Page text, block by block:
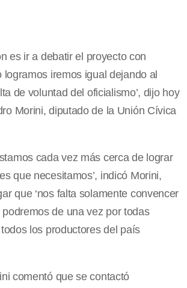
es ir a debatir el proyecto con
logramos iremos igual dejando al
de voluntad del oficialismo’, dijo hoy
Morini, diputado de la Unión Cívica
cada vez más cerca de lograr
que necesitamos’, indicó Morini,
que ‘nos falta solamente convencer
de una vez por todas
los productores del país
comentó que se contactó